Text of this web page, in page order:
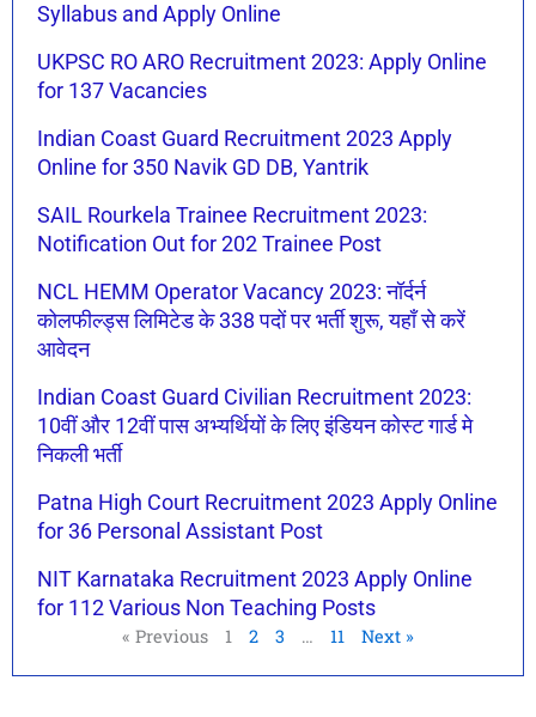
Syllabus and Apply Online
UKPSC RO ARO Recruitment 2023: Apply Online
for 137 Vacancies
Indian Coast Guard Recruitment 2023 Apply
Online for 350 Navik GD DB, Yantrik
SAIL Rourkela Trainee Recruitment 2023:
Notification Out for 202 Trainee Post
NCL HEMM Operator Vacancy 2023: नॉर्दर्न
कोलफील्ड्स लिमिटेड के 338 पदों पर भर्ती शुरू, यहाँ से करें
आवेदन
Indian Coast Guard Civilian Recruitment 2023:
10वीं और 12वीं पास अभ्यर्थियों के लिए इंडियन कोस्ट गार्ड मे
निकली भर्ती
Patna High Court Recruitment 2023 Apply Online
for 36 Personal Assistant Post
NIT Karnataka Recruitment 2023 Apply Online
for 112 Various Non Teaching Posts
« Previous 1 2 3 … 11 Next »